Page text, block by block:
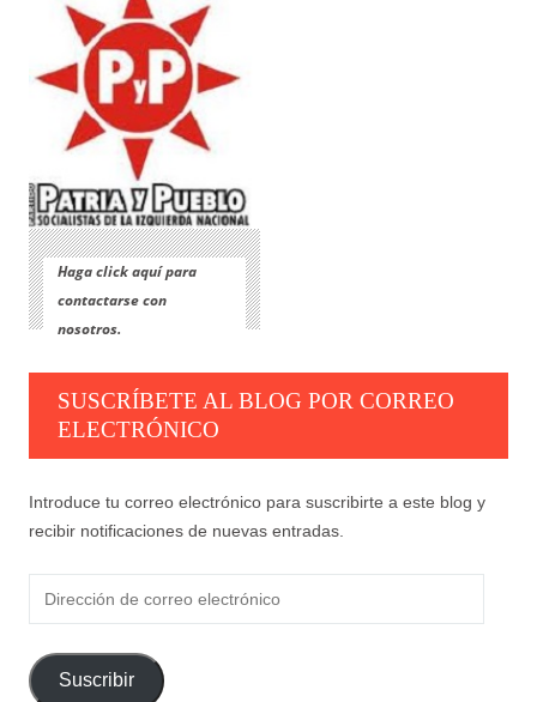
Haga click aquí para
contactarse con
nosotros.
SUSCRÍBETE AL BLOG POR CORREO
ELECTRÓNICO
Introduce tu correo electrónico para suscribirte a este blog y
recibir notificaciones de nuevas entradas.
electrónico
Suscribir